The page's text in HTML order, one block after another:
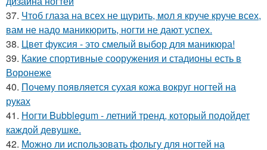
37. Чтоб глаза на всех не щурить, мол я круче круче всех,
вам не надо маникюрить, ногти не дают успех.
38. Цвет фуксия - это смелый выбор для маникюра!
39. Какие спортивные сооружения и стадионы есть в
Воронеже
40. Почему появляется сухая кожа вокруг ногтей на
руках
41. Ногти Bubblegum - летний тренд, который подойдет
каждой девушке.
42. Можно ли использовать фольгу для ногтей на